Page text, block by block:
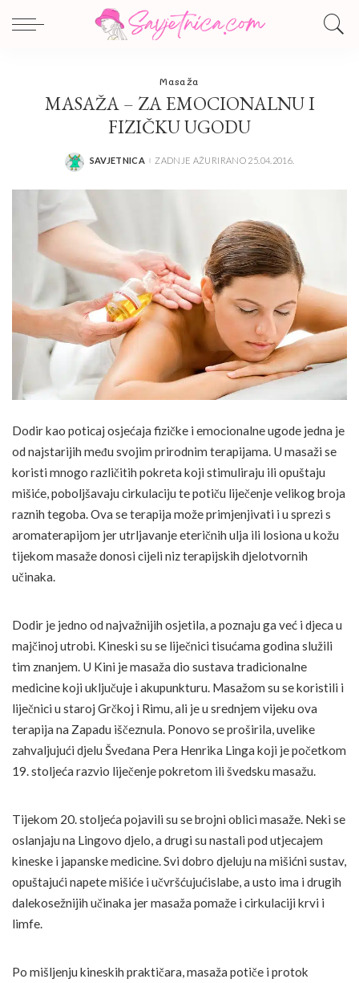
Masaža
MASAŽA – ZA EMOCIONALNU I
FIZIČKU UGODU
POSTED
SAVJETNICA ZADNJE AŽURIRANO 25.04.2016.
Dodir kao poticaj osjećaja fizičke i emocionalne ugode jedna je
od najstarijih među svojim prirodnim terapijama. U masaži se
koristi mnogo različitih pokreta koji stimuliraju ili opuštaju
mišiće, poboljšavaju cirkulaciju te potiču liječenje velikog broja
raznih tegoba. Ova se terapija može primjenjivati i u sprezi s
aromaterapijom jer utrljavanje eteričnih ulja ili losiona u kožu
tijekom masaže donosi cijeli niz terapijskih djelotvornih
učinaka.
Dodir je jedno od najvažnijih osjetila, a poznaju ga već i djeca u
majčinoj utrobi. Kineski su se liječnici tisućama godina služili
tim znanjem. U Kini je masaža dio sustava tradicionalne
medicine koji uključuje i akupunkturu. Masažom su se koristili i
liječnici u staroj Grčkoj i Rimu, ali je u srednjem vijeku ova
terapija na Zapadu iščeznula. Ponovo se proširila, uvelike
zahvaljujući djelu Šveđana Pera Henrika Linga koji je početkom
19. stoljeća razvio liječenje pokretom ili švedsku masažu.
Tijekom 20. stoljeća pojavili su se brojni oblici masaže. Neki se
oslanjaju na Lingovo djelo, a drugi su nastali pod utjecajem
kineske i japanske medicine. Svi dobro djeluju na mišićni sustav,
opuštajući napete mišiće i učvršćujućislabe, a usto ima i drugih
dalekosežnijih učinaka jer masaža pomaže i cirkulaciji krvi i
limfe.
Po mišljenju kineskih praktičara, masaža potiče i protok